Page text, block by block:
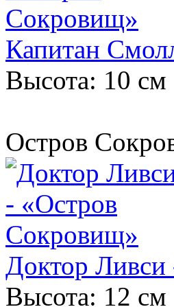
Капитан
Высота: 10 см
Остров
Доктор
Высота: 12 см